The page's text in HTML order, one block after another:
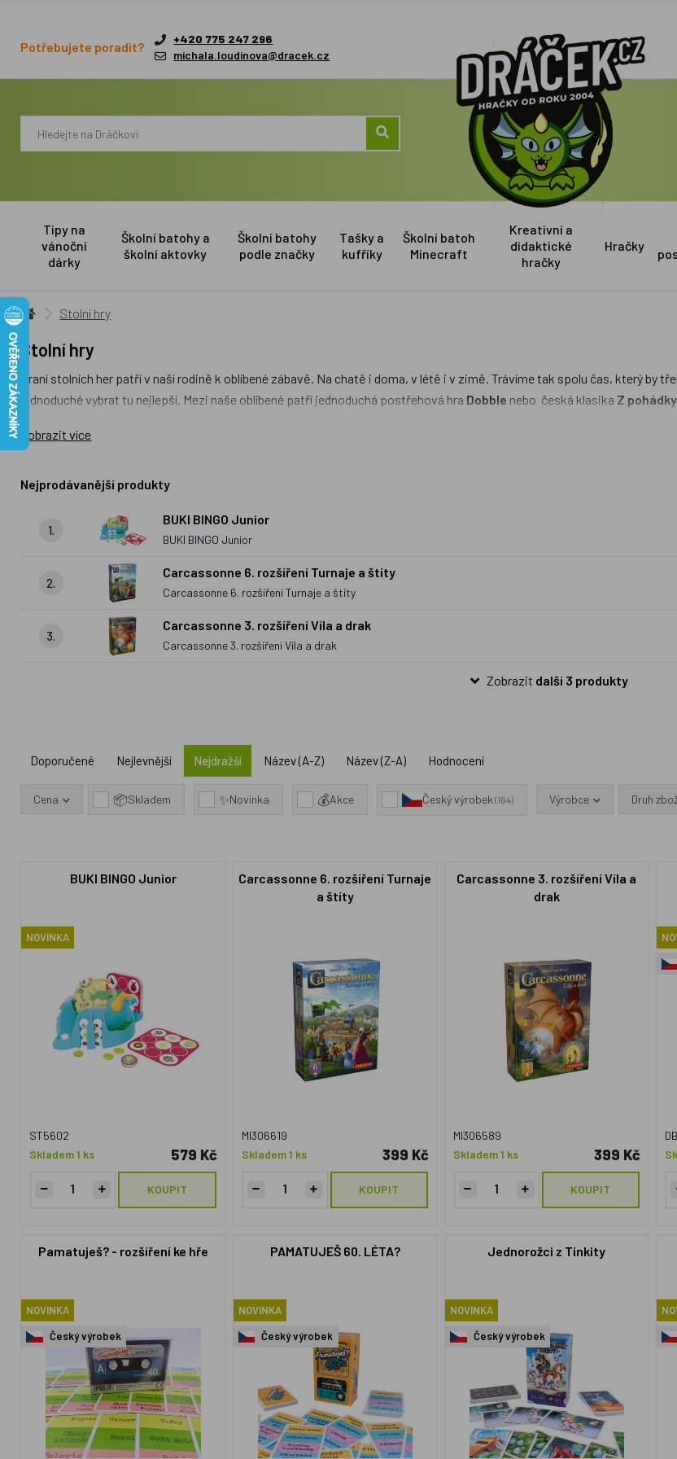
Potřebujete poradit?
+420 775 247 296
michala.loudinova@dracek.cz
Tipy na
vánoční
dárky
Školní batohy a
školní aktovky
Školní batohy
podle značky
Tašky a
kufříky
Školní batoh
Minecraft
Kreativní a
didaktické
hračky
Hračky
Stolní hry
Stolní hry
Hraní stolních her patří v naší rodině k oblíbené zábavě. Na chatě i doma, v létě i v zimě. Trávíme tak spolu čas, který by
jednoduché vybrat tu nejlepší. Mezi naše oblíbené patří jednoduchá postřehová hra Dobble nebo česká klasika Z
cestování a pořádně provětrá jejich mozkové závity. Velmi oblíbené jsou i
Zobrazit více
Nejprodávanější produkty
1.
BUKI BINGO Junior
BUKI BINGO Junior
2.
Carcassonne 6. rozšíření Turnaje a štíty
Carcassonne 6. rozšíření Turnaje a štíty
3.
Carcassonne 3. rozšíření Víla a drak
Carcassonne 3. rozšíření Víla a drak
Zobrazit další 3 produkty
Doporučené Nejlevnější Nejdražší Název (A-Z) Název (Z-A) Hodnocení
Cena 📦Skladem ✨Novinka 💰Akce Český výrobek (164) Výrobce Druh
BUKI BINGO Junior
NOVINKA
ST5602
Skladem 1 ks
579 Kč
KOUPIT
Carcassonne 6. rozšíření Turnaje
a štíty
MI306619
Skladem 1 ks
399 Kč
KOUPIT
Carcassonne 3. rozšíření Víla a
drak
MI306589
Skladem 1 ks
399 Kč
KOUPIT
Pamatuješ? - rozšíření ke hře
NOVINKA
Český výrobek
PAMATUJEŠ 60. LÉTA?
NOVINKA
Český výrobek
Jednorožci z Tinkity
NOVINKA
Český výrobek